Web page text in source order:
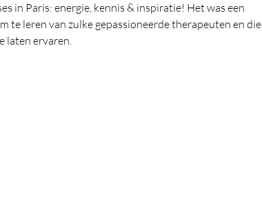
in Paris: energie, kennis & inspiratie! Het was een
te leren van zulke gepassioneerde therapeuten en die
laten ervaren.